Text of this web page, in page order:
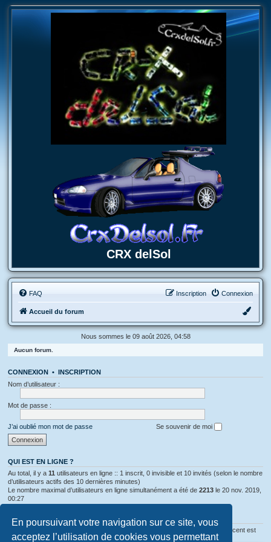
En poursuivant votre navigation sur ce site, vous
acceptez l’utilisation de cookies vous permettant
CRX delSol
FAQ Connexion
Inscription
Accueil du forum
Nous sommes le 09 août 2026, 04:58
Aucun forum.
CONNEXION • INSCRIPTION
Nom d’utilisateur :
Mot de passe :
J’ai oublié mon mot de passe Se souvenir de moi
QUI EST EN LIGNE ?
Au total, il y a 11 utilisateurs en ligne :: 1 inscrit, 0 invisible et 10 invités (selon le nombre
d’utilisateurs actifs des 10 dernières minutes)
Le nombre maximal d’utilisateurs en ligne simultanément a été de 2213 le 20 nov. 2019,
00:27
STATISTIQUES
membres • Notre membre le plus récent est
Tisma11